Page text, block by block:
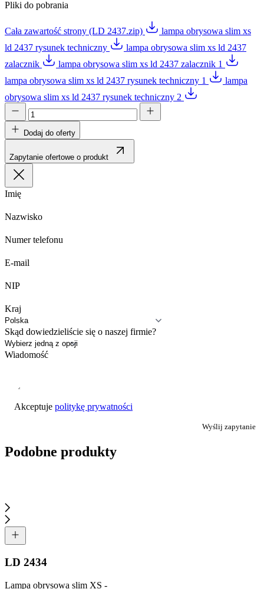
Pliki do pobrania
Cała zawartość strony (LD 2437.zip)
lampa obrysowa slim xs
ld 2437 rysunek techniczny
lampa obrysowa slim xs ld 2437
zalacznik
lampa obrysowa slim xs ld 2437 zalacznik 1
lampa obrysowa slim xs ld 2437 rysunek techniczny 1
lampa
obrysowa slim xs ld 2437 rysunek techniczny 2
Dodaj do oferty
Zapytanie ofertowe o produkt
Imię
Nazwisko
Numer telefonu
E-mail
NIP
Kraj
Skąd dowiedzieliście się o naszej firmie?
Wiadomość
Akceptuje politykę prywatności
Wyślij zapytanie
Podobne produkty
LD 2434
Lampa obrysowa slim XS -